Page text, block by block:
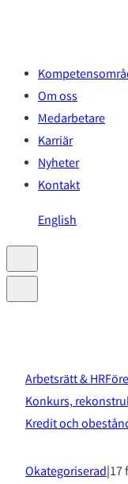
Om oss
Medarbetare
Karriär
Nyheter
Kontakt
English
Arbetsrätt & HR
Konkurs,
Kredit och
Okategoriserad 17